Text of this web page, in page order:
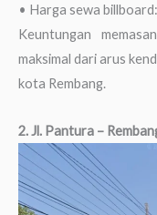
• Harga sewa
Keuntungan
maksimal dari arus
kota Rembang.
2. Jl. Pantura –